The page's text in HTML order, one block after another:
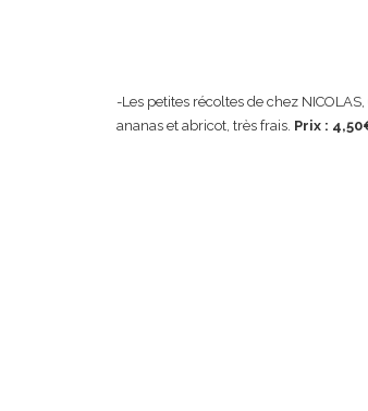
-Les petites récoltes de chez
ananas et abricot, très frais. Prix :